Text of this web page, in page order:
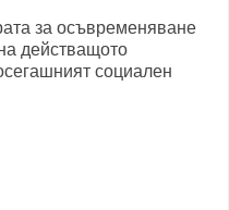
за осъвременяване
действащото
социален